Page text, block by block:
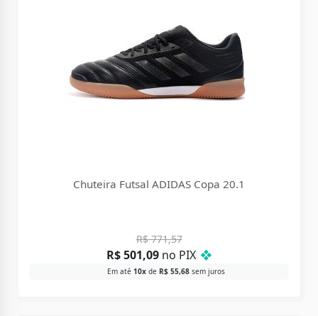
Chuteira Futsal ADIDAS Copa 20.1
R$771,57
R$501,09no PIX ❖
Em até 10xde R$55,68sem juros